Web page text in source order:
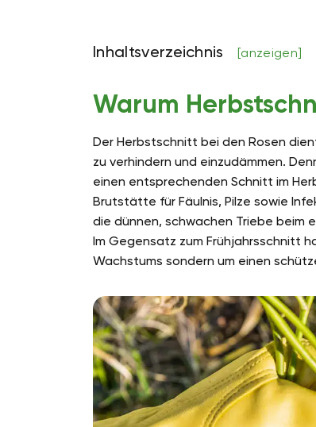
Inhaltsverzeichnis [anzeigen]
Warum
Der Herbstschnitt bei den Rosen
zu verhindern und einzudämmen.
einen entsprechenden Schnitt im
Brutstätte für Fäulnis, Pilze sowie
die dünnen, schwachen Triebe beim
Im Gegensatz zum Frühjahrsschnitt
Wachstums sondern um einen